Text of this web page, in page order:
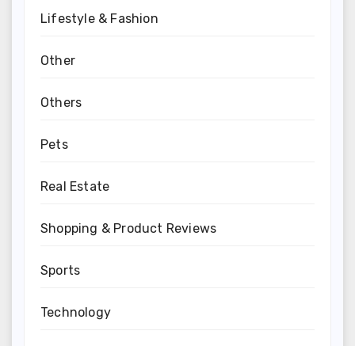
Lifestyle & Fashion
Other
Others
Pets
Real Estate
Shopping & Product Reviews
Sports
Technology